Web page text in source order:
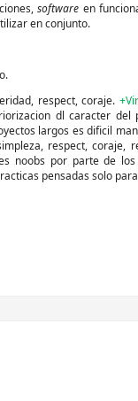
software en
en conjunto.
respect, coraje.
dl caracter del
largos es dificil
respect, coraje,
noobs por parte de
pensadas solo